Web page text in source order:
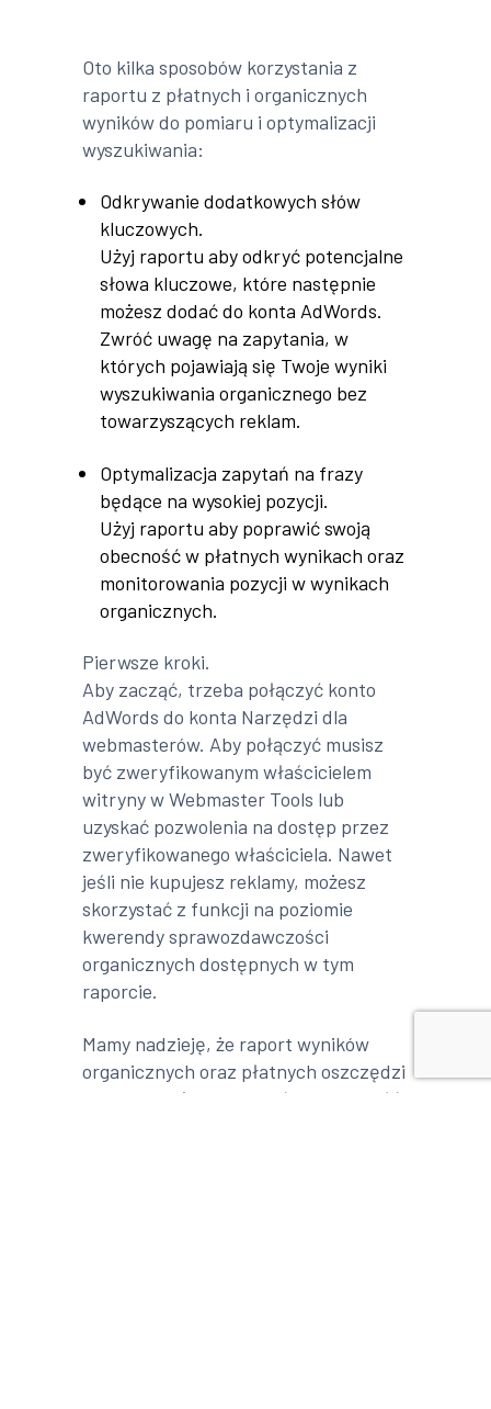
Oto kilka sposobów korzystania z
raportu z płatnych i organicznych
wyników do pomiaru i optymalizacji
wyszukiwania:
Odkrywanie dodatkowych słów
kluczowych.
Użyj raportu aby odkryć potencjalne
słowa kluczowe, które następnie
możesz dodać do konta AdWords.
Zwróć uwagę na zapytania, w
których pojawiają się Twoje wyniki
wyszukiwania organicznego bez
towarzyszących reklam.
Optymalizacja zapytań na frazy
będące na wysokiej pozycji.
Użyj raportu aby poprawić swoją
obecność w płatnych wynikach oraz
monitorowania pozycji w wynikach
organicznych.
Pierwsze kroki.
Aby zacząć, trzeba połączyć konto
AdWords do konta Narzędzi dla
webmasterów. Aby połączyć musisz
być zweryfikowanym właścicielem
witryny w Webmaster Tools lub
uzyskać pozwolenia na dostęp przez
zweryfikowanego właściciela. Nawet
jeśli nie kupujesz reklamy, możesz
skorzystać z funkcji na poziomie
kwerendy sprawozdawczości
organicznych dostępnych w tym
raporcie.
Mamy nadzieję, że raport wyników
organicznych oraz płatnych oszczędzi
czas i pomoże zwiększyć skuteczność